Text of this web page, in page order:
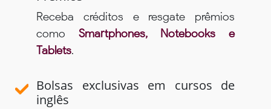
Receba créditos e resgate prêmios
como Smartphones, Notebooks e
Tablets.
Bolsas exclusivas em cursos de
inglês